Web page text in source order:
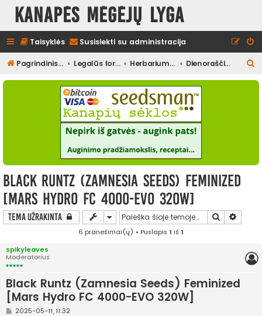
Kanapės mėgėjų lyga
Taisyklės Susisiekti su administracija
Pagrindinis diskusijų puslapis Legalūs forumai Herbariumas Dienoraščiai (užbaigti)
e
Black Runtz (Zamnesia Seeds) Feminized
[Mars Hydro FC 4000-EVO 320W]
Tema užrakinta Ieškoti
6 pranešimai(ų) • Puslapis 1 iš 1
spikyleaves
Moderatorius
Black Runtz (Zamnesia Seeds) Feminized
[Mars Hydro FC 4000-EVO 320W]
S2025-05-11, 11:32